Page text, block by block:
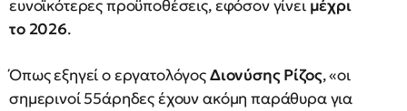
ευνοϊκότερες προϋποθέσεις, εφόσον γίνει μέχρι
το 2026.
Όπως εξηγεί ο εργατολόγοςΔιονύσης Ρίζος, «οι
σημερινοί 55άρηδες έχουν ακόμη παράθυρα για